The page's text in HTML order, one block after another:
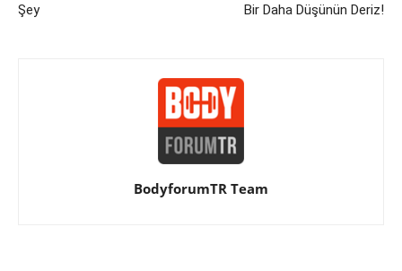
Şey
Bir Daha Düşünün Deriz!
BodyforumTR Team